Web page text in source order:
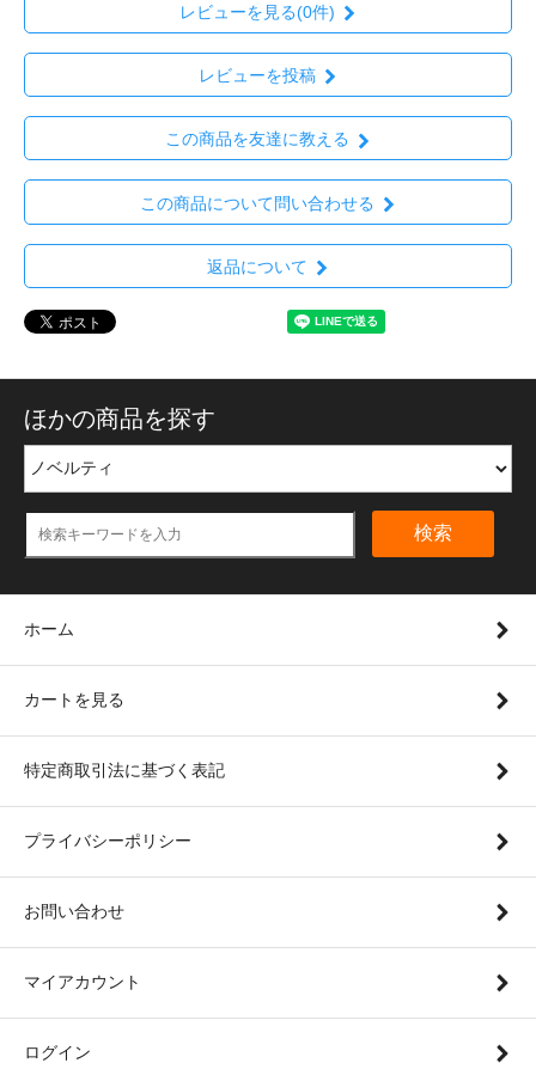
レビューを見る(0件)
レビューを投稿
この商品を友達に教える
この商品について問い合わせる
返品について
ほかの商品を探す
検索
ホーム
カートを見る
特定商取引法に基づく表記
プライバシーポリシー
お問い合わせ
マイアカウント
ログイン